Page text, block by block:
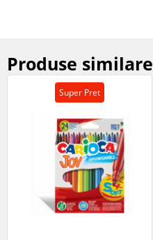
Produse similare
Super Pret